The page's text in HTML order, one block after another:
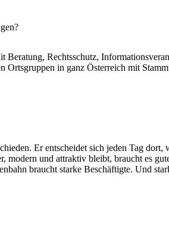
Rechtsschutz,
in ganz Österreich mit
Er entscheidet sich jeden Tag
und attraktiv bleibt, braucht es
braucht starke Beschäftigte. Und